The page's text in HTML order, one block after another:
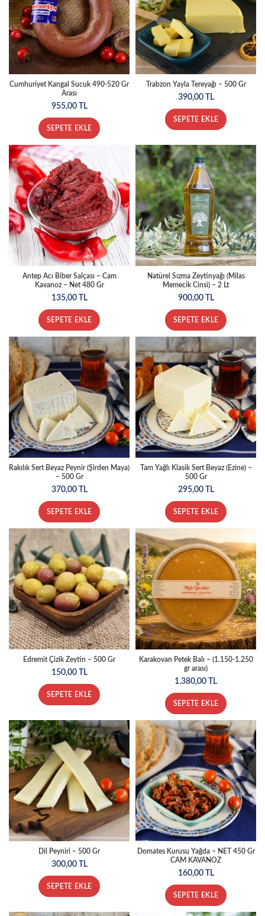
Cumhuriyet Kangal Sucuk 490-520 Gr
Arası
955,00 TL
SEPETE EKLE
Trabzon Yayla Tereyağı – 500 Gr
390,00 TL
SEPETE EKLE
Antep Acı Biber Salçası – Cam
Kavanoz – Net 480 Gr
135,00 TL
SEPETE EKLE
Natürel Sızma Zeytinyağı (Milas
Memecik Cinsi) – 2 Lt
900,00 TL
SEPETE EKLE
Rakılık Sert Beyaz Peynir (Şirden Maya)
– 500 Gr
370,00 TL
SEPETE EKLE
Tam Yağlı Klasik Sert Beyaz (Ezine) –
500 Gr
295,00 TL
SEPETE EKLE
Edremit Çizik Zeytin – 500 Gr
150,00 TL
SEPETE EKLE
Karakovan Petek Balı – (1.150-1.250
gr arası)
1.380,00 TL
SEPETE EKLE
Dil Peyniri – 500 Gr
300,00 TL
SEPETE EKLE
Domates Kurusu Yağda – NET 450 Gr
CAM KAVANOZ
160,00 TL
SEPETE EKLE